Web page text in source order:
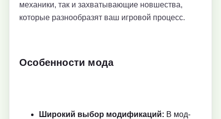
механики, так и захватывающие новшества,
которые разнообразят ваш игровой процесс.
Особенности мода
Широкий выбор модификаций: В мод-